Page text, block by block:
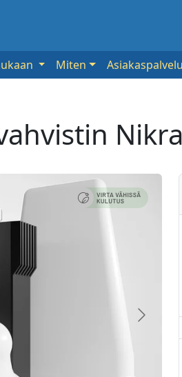
Miten Asiakaspalvelu